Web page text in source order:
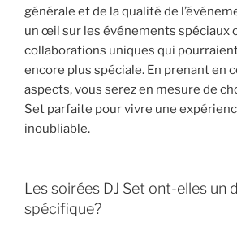
générale et de la qualité de
un œil sur les événements spéciaux
collaborations uniques qui
encore plus spéciale. En prenant en
aspects, vous serez en mesure de
Set parfaite pour vivre une
inoubliable.
Les soirées DJ Set ont-elles un
spécifique?